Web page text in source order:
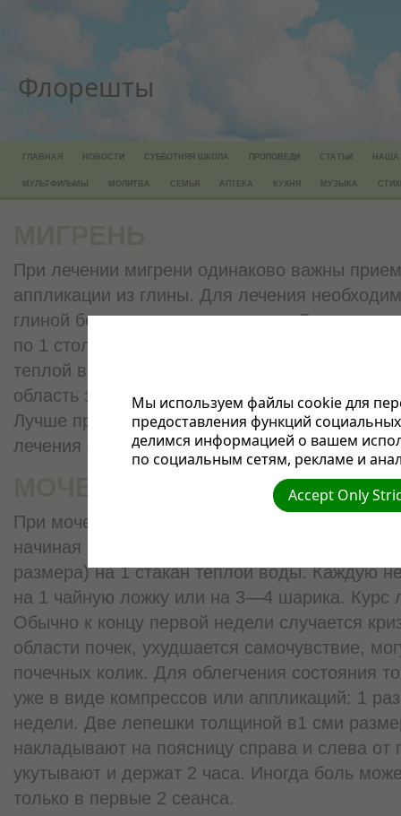
Флорешты
ГЛАВНАЯ НОВОСТИ СУББОТНЯЯ ШКОЛА ПРОПОВЕДИ СТАТЬИ НАША
МУЛЬТФИЛЬМЫ МОЛИТВА СЕМЬЯ АПТЕКА КУХНЯ МУЗЫКА
При лечении мигрени одинаково важны
аппликации из глины. Для лечения
глиной белого или черного цвета. Внутрь
по 1 столовой ложке порошка (или 5—7
теплой воды. Курс лечения — 2 недели.
область затылка и шеи, захватывая нижнюю
Лучше прикладывать глину с той стороны,
лечения — 2 недели через день, аппликации
МОЧЕКАМЕННАЯ БОЛЕЗНЬ
При мочекаменной болезни глину принимают
начиная с 1 чайной ложки (или 3—5
размера) на 1 стакан теплой воды. Каждую
на 1 чайную ложку или на 3—4 шарика. Курс
Обычно к концу первой недели случается
области почек, ухудшается самочувствие,
почечных колик. Для облегчения состояния
уже в виде компрессов или аппликаций: 1
недели. Две лепешки толщиной в1 сми
накладывают на поясницу справа и слева от
укутывают и держат 2 часа. Иногда боль
только в первые 2 сеанса.
Мы используем файлы cookie для
предоставления функций
делимся информацией о вашем
по социальным сетям, рекламе и
Accept Only